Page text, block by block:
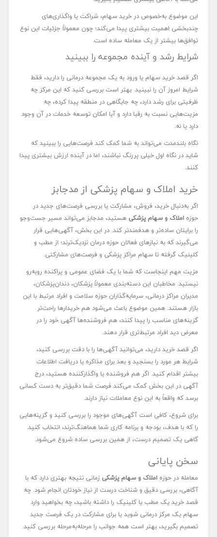
این موضوع به‌خصوص در خرید سهام، شراکت یا واگذاری‌های
چندبخشی اهمیت بیشتری پیدا می‌کند؛ چون معمولاً جزئیات این نوع
توافق‌ها بیشتر از یک معامله ساده است.
شرایط رشد و آینده مجموعه را ببینید
اگر قصد خرید سهام یا ورود به یک مجموعه درمانی را دارید، فقط
شرایط امروز آن را نبینید. بهتر است بررسی کنید که این مرکز چه
ظرفیتی برای رشد دارد، چه جایگاهی در منطقه پیدا کرده، چه
مزیت‌هایی نسبت به رقبا دارد و آیا امکان توسعه خدمات در آن وجود
دارد یا نه.
نگاه بلندمدت می‌تواند به شما کمک کند فرصت‌هایی را ببینید که
شاید در نگاه اول خیلی پررنگ نباشند، اما در آینده ارزش بیشتری پیدا
کنند.
خرید املاک و سهام پزشکی از مدجابز
اگر به‌دنبال خرید، فروش، مشارکت یا بررسی فرصت‌های جدید در
حوزهاملاک و سهام پزشکی هستید، مدجابز می‌تواند مسیر جست‌وجو
را برایتان ساده‌تر و هدفمندتر کند. در این بخش، آگهی‌هایی قرار
می‌گیرند که به نیازهای فعالان حوزه درمان نزدیک‌ترند؛ از مطب و
کلینیک گرفته تا سهام مراکز پزشکی و فرصت‌های مشارکتی.
مزیت مهم اینجاست که شما با یک فضای عمومی و پراکنده روبه‌رو
نیستید. مخاطبان این دسته‌بندی معمولاً پزشکان، دندان‌پزشکان،
مدیران مراکز درمانی، سرمایه‌گذاران حوزه سلامت و افراد مرتبط با این
بازار هستند. همین موضوع باعث می‌شود هم خریدارها راحت‌تر
گزینه‌های مناسب را پیدا کنند، هم فروشنده‌ها آگهی خود را در
معرض دید افراد مرتبط‌تری قرار دهند.
اگر قصد خرید دارید، می‌توانید آگهی‌ها را با دقت بررسی کنید،
شرایط هر مورد را بسنجید و بعد برای مذاکره یا دریافت اطلاعات
بیشتر اقدام کنید. اگر هم فروشنده یا واگذارکننده هستید، درج
آگهی در این بخش کمک می‌کند فرصت شما دقیق‌تر به دست کسانی
برسد که واقعاً به این نوع معاملات نیاز دارند.
برای شروع، کافی است آگهی‌های موجود را بررسی کنید و گزینه‌هایی
را که با هدف، بودجه و برنامه کاری شما هماهنگ‌ترند، انتخاب کنید.
گاهی یک تصمیم درست، از همین بررسی ساده شروع می‌شود.
سخن پایانی
معامله در حوزهاملاک و سهام پزشکی زمانی نتیجه بهتری دارد که با
آگاهی، بررسی دقیق و شناخت درست از نیاز خودتان انجام شود. چه
قصد خرید یک مطب یا کلینیک را داشته باشید، چه بخواهید وارد
سهام یک مرکز درمانی شوید یا برای مشارکت در یک فرصت جدید
تصمیم بگیرید، بهتر است همه جوانب را مرحله‌به‌مرحله بررسی کنید.